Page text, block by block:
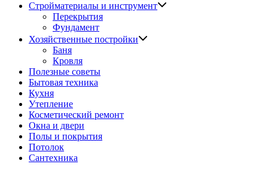
Стройматериалы и инструмент
Перекрытия
Фундамент
Хозяйственные постройки
Баня
Кровля
Полезные советы
Бытовая техника
Кухня
Утепление
Косметический ремонт
Окна и двери
Полы и покрытия
Потолок
Сантехника